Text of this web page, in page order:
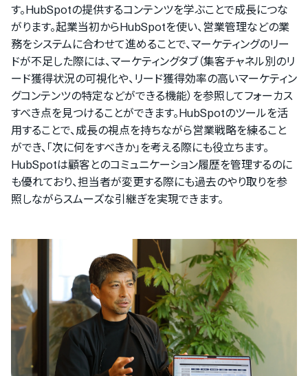
す。HubSpotの提供するコンテンツを学ぶことで成長につな
がります。起業当初からHubSpotを使い、営業管理などの業
務をシステムに合わせて進めることで、マーケティングのリー
ドが不足した際には、マーケティングタブ（集客チャネル別のリ
ード獲得状況の可視化や、リード獲得効率の高いマーケティン
グコンテンツの特定などができる機能）を参照してフォーカス
すべき点を見つけることができます。HubSpotのツールを活
用することで、成長の視点を持ちながら営業戦略を練ること
ができ、「次に何をすべきか」を考える際にも役立ちます。
HubSpotは顧客とのコミュニケーション履歴を管理するのに
も優れており、担当者が変更する際にも過去のやり取りを参
照しながらスムーズな引継ぎを実現できます。